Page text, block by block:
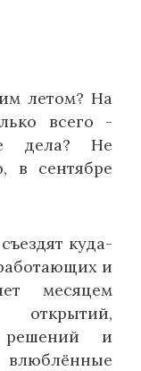
летом? На
всего -
дела? Не
в сентябре
куда-
и
месяцем
решений и